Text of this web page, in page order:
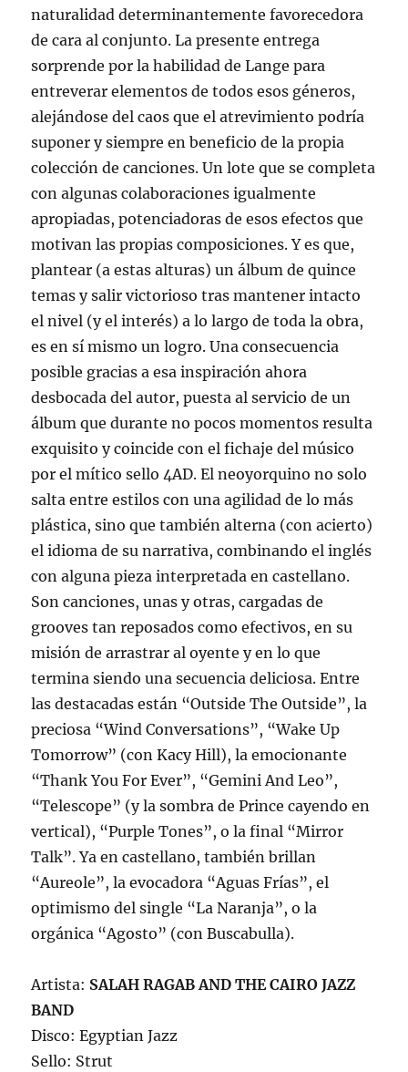
naturalidad determinantemente favorecedora
de cara al conjunto. La presente entrega
sorprende por la habilidad de Lange para
entreverar elementos de todos esos géneros,
alejándose del caos que el atrevimiento podría
suponer y siempre en beneficio de la propia
colección de canciones. Un lote que se completa
con algunas colaboraciones igualmente
apropiadas, potenciadoras de esos efectos que
motivan las propias composiciones. Y es que,
plantear (a estas alturas) un álbum de quince
temas y salir victorioso tras mantener intacto
el nivel (y el interés) a lo largo de toda la obra,
es en sí mismo un logro. Una consecuencia
posible gracias a esa inspiración ahora
desbocada del autor, puesta al servicio de un
álbum que durante no pocos momentos resulta
exquisito y coincide con el fichaje del músico
por el mítico sello 4AD. El neoyorquino no solo
salta entre estilos con una agilidad de lo más
plástica, sino que también alterna (con acierto)
el idioma de su narrativa, combinando el inglés
con alguna pieza interpretada en castellano.
Son canciones, unas y otras, cargadas de
grooves tan reposados como efectivos, en su
misión de arrastrar al oyente y en lo que
termina siendo una secuencia deliciosa. Entre
las destacadas están “Outside The Outside”, la
preciosa “Wind Conversations”, “Wake Up
Tomorrow” (con Kacy Hill), la emocionante
“Thank You For Ever”, “Gemini And Leo”,
“Telescope” (y la sombra de Prince cayendo en
vertical), “Purple Tones”, o la final “Mirror
Talk”. Ya en castellano, también brillan
“Aureole”, la evocadora “Aguas Frías”, el
optimismo del single “La Naranja”, o la
orgánica “Agosto” (con Buscabulla).
Artista: SALAH RAGAB AND THE CAIRO JAZZ
BAND
Disco: Egyptian Jazz
Sello: Strut